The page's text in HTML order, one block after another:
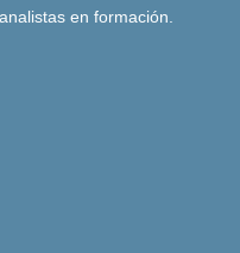
en formación.